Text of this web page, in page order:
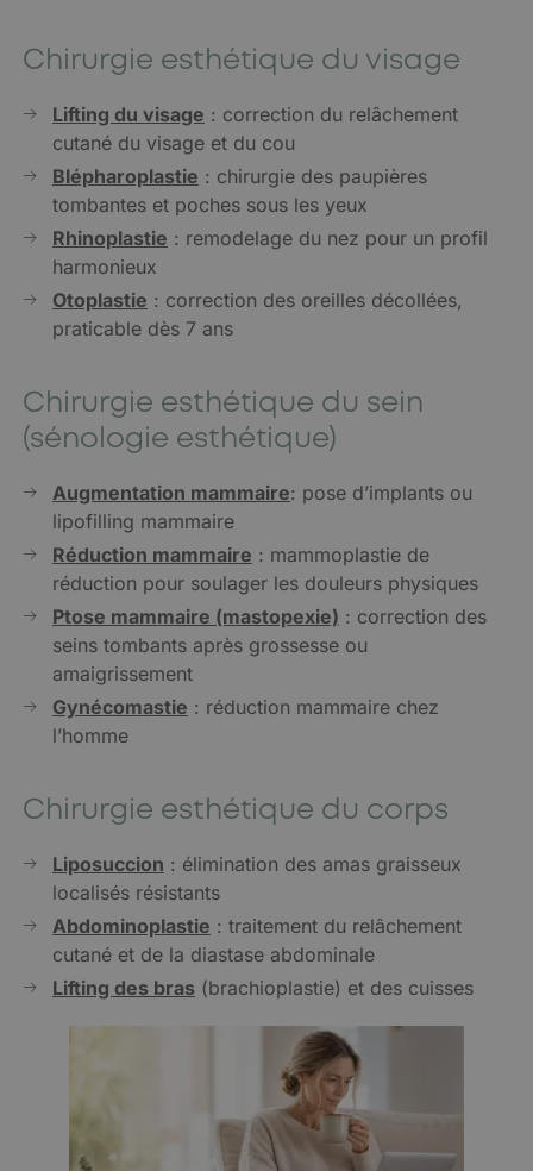
Chirurgie esthétique du visage
Lifting du visage : correction du relâchement
cutané du visage et du cou
Blépharoplastie : chirurgie des paupières
tombantes et poches sous les yeux
Rhinoplastie : remodelage du nez pour un profil
harmonieux
Otoplastie : correction des oreilles décollées,
praticable dès 7 ans
Chirurgie esthétique du sein
(sénologie esthétique)
Augmentation mammaire: pose d’implants ou
lipofilling mammaire
Réduction mammaire : mammoplastie de
réduction pour soulager les douleurs physiques
Ptose mammaire (mastopexie) : correction des
seins tombants après grossesse ou
amaigrissement
Gynécomastie : réduction mammaire chez
l’homme
Chirurgie esthétique du corps
Liposuccion : élimination des amas graisseux
localisés résistants
Abdominoplastie : traitement du relâchement
cutané et de la diastase abdominale
Lifting des bras (brachioplastie) et des cuisses